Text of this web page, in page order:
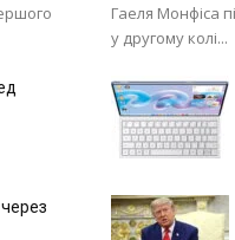
Гаеля Монфіса
у другому колі...